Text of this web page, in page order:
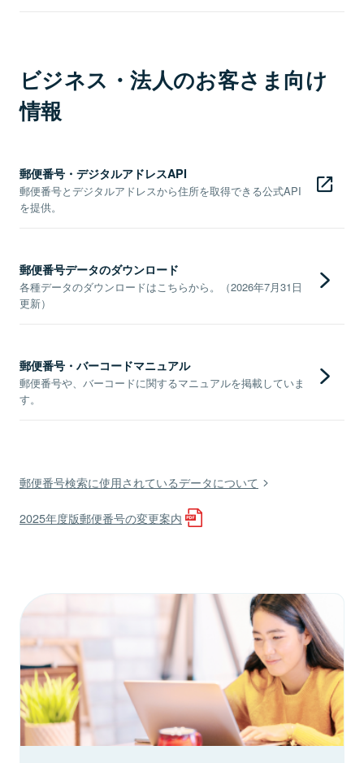
ビジネス・法人のお客さま向け
情報
郵便番号・デジタルアドレスAPI
郵便番号とデジタルアドレスから住所を取得できる公式API
を提供。
郵便番号データのダウンロード
各種データのダウンロードはこちらから。（2026年7月31日
更新）
郵便番号・バーコードマニュアル
郵便番号や、バーコードに関するマニュアルを掲載していま
す。
郵便番号検索に使用されているデータについて
2025年度版郵便番号の変更案内